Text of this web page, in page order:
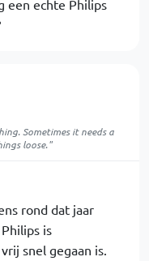
een echte Philips
Sometimes it needs a
loose."
rond dat jaar
is
snel gegaan is.